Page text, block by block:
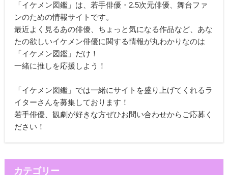
「イケメン図鑑」は、若手俳優・2.5次元俳優、舞台ファ
ンのための情報サイトです。
最近よく見るあの俳優、ちょっと気になる作品など、あな
たの欲しいイケメン俳優に関する情報が丸わかりなのは
「イケメン図鑑」だけ！
一緒に推しを応援しよう！
「イケメン図鑑」では一緒にサイトを盛り上げてくれるラ
イターさんを募集しております！
若手俳優、観劇が好きな方ぜひお問い合わせからご応募く
ださい！
カテゴリー